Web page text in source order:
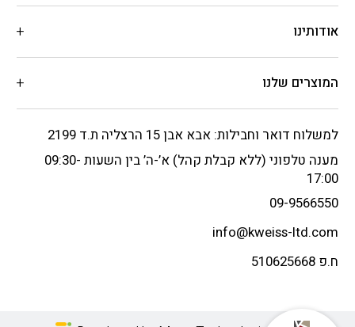
אודותינו
המוצרים שלנו
למשלוח דואר וחבילות: אבא אבן 15 הרצליה ת.ד 2199
מענה טלפוני (ללא קבלת קהל) א’-ה’ בין השעות 09:30-
17:00
09-9566550
info@kweiss-ltd.com
ח.פ 510625668